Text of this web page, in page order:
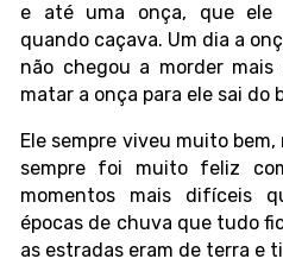
e até uma onça, que ele
quando caçava. Um dia a
não chegou a morder
matar a onça para ele sai do
Ele sempre viveu muito
sempre foi muito feliz
momentos mais difíceis
épocas de chuva que tudo
as estradas eram de terra e